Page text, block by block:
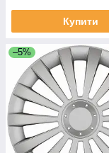
Купити
–5%